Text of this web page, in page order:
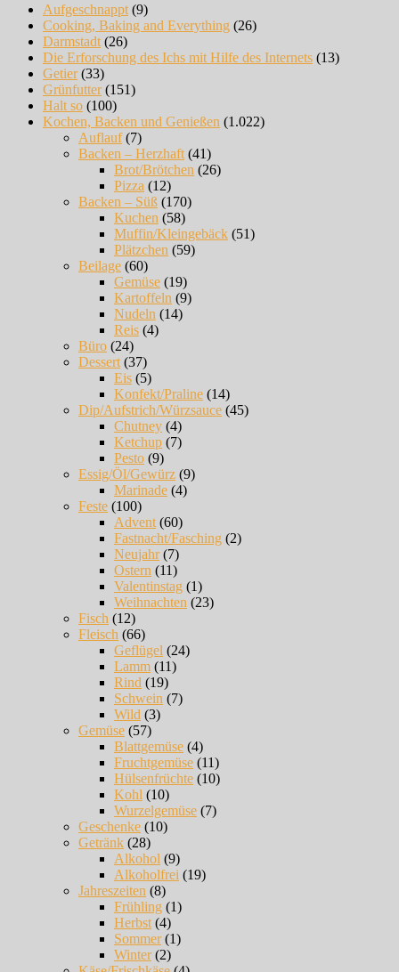
Aufgeschnappt (9)
Cooking, Baking and Everything (26)
Darmstadt (26)
Die Erforschung des Ichs mit Hilfe des Internets (13)
Getier(33)
Grünfutter(151)
Halt so (100)
Kochen, Backen und Genießen (1.022)
Auflauf(7)
Backen – Herzhaft (41)
Brot/Brötchen (26)
Pizza (12)
Backen – Süß (170)
Kuchen (58)
Muffin/Kleingebäck (51)
Plätzchen (59)
Beilage (60)
Gemüse (19)
Kartoffeln (9)
Nudeln (14)
Reis (4)
Büro (24)
Dessert (37)
Eis (5)
Konfekt/Praline (14)
Dip/Aufstrich/Würzsauce (45)
Chutney (4)
Ketchup (7)
Pesto (9)
Essig/Öl/Gewürz (9)
Marinade (4)
Feste (100)
Advent (60)
Fastnacht/Fasching (2)
Neujahr(7)
Ostern (11)
Valentinstag (1)
Weihnachten (23)
Fisch (12)
Fleisch (66)
Geflügel (24)
Lamm (11)
Rind (19)
Schwein (7)
Wild (3)
Gemüse (57)
Blattgemüse (4)
Fruchtgemüse (11)
Hülsenfrüchte (10)
Kohl (10)
Wurzelgemüse (7)
Geschenke (10)
Getränk (28)
Alkohol (9)
Alkoholfrei (19)
Jahreszeiten (8)
Frühling (1)
Herbst (4)
Sommer(1)
Winter(2)